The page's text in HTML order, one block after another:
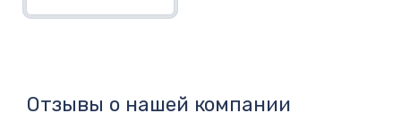
Отзывы о нашей компании